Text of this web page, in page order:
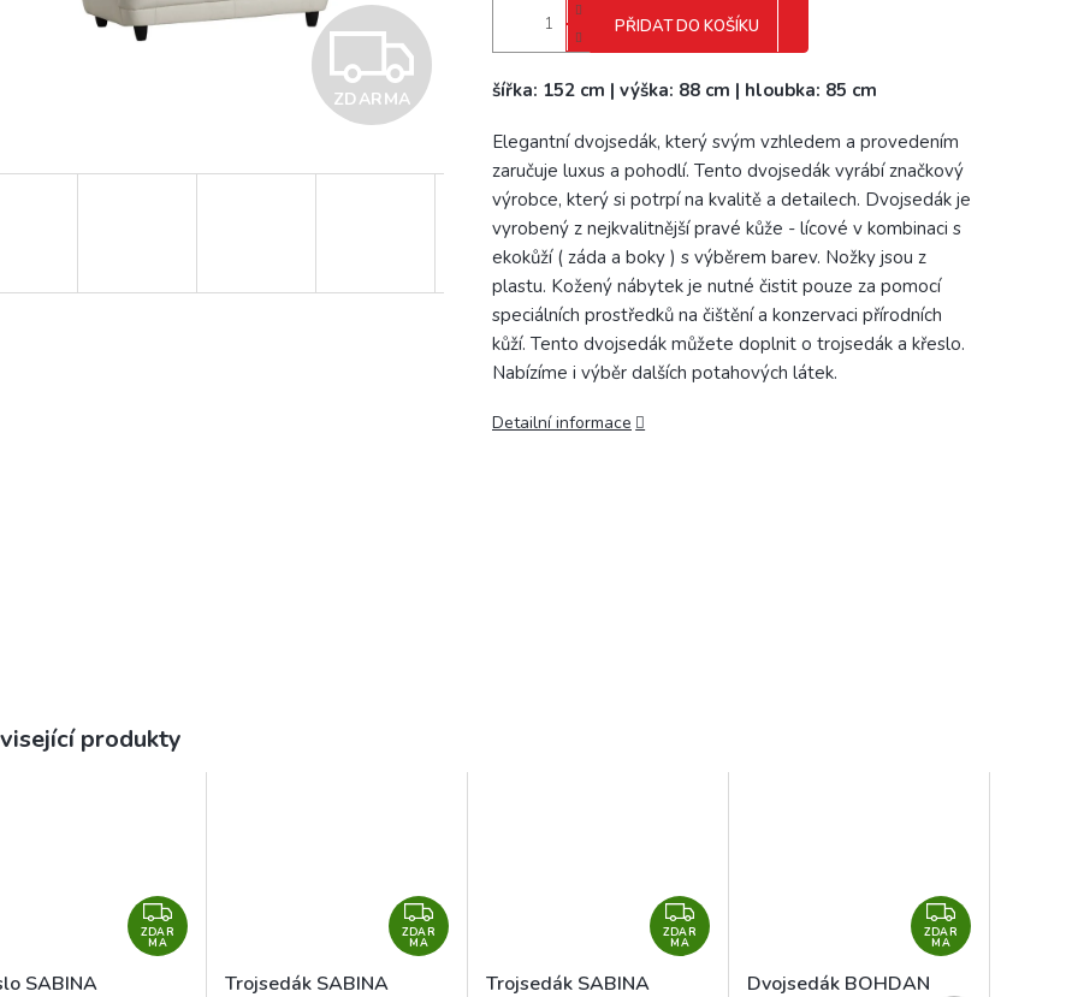
Z
R
ZDARMA
PŘIDAT DO KOŠÍKU
šířka: 152 cm | výška: 88 cm | hloubka: 85 cm
Elegantní dvojsedák, který svým vzhledem a provedením
zaručuje luxus a pohodlí. Tento dvojsedák vyrábí značkový
výrobce, který si potrpí na kvalitě a detailech. Dvojsedák je
vyrobený z nejkvalitnější pravé kůže - lícové v kombinaci s
ekokůží ( záda a boky ) s výběrem barev. Nožky jsou z
plastu. Kožený nábytek je nutné čistit pouze za pomocí
speciálních prostředků na čištění a konzervaci přírodních
kůží. Tento dvojsedák můžete doplnit o trojsedák a křeslo.
Nabízíme i výběr dalších potahových látek.
Detailní informace
produkty
Z
D
ZDAR
MA
SABINA
Z
D
ZDAR
MA
Trojsedák SABINA
Z
D
ZDAR
MA
Trojsedák SABINA
Z
D
ZDAR
MA
Dvojsedák BOHDAN